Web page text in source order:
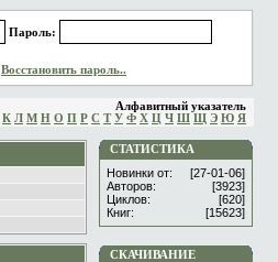
Пароль:
Восстановить пароль..
Алфавитный указатель
К Л М Н О П Р С Т У Ф Х Ц Ч Ш Щ Э Ю Я
СТАТИСТИКА
Новинки от:
[27-01-06]
Авторов:
[3923]
Циклов:
[620]
Книг:
[15623]
СКАЧИВАНИЕ